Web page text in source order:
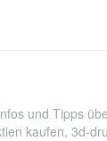
und Tipps
kaufen, 3d-